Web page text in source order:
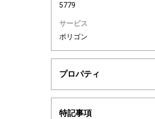
5779
サービス
ポリゴン
プロパティ
特記事項